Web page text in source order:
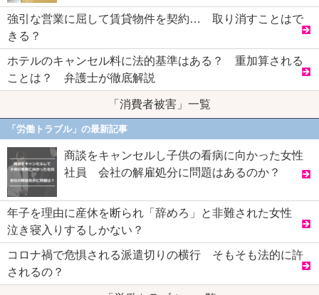
強引な営業に屈して賃貸物件を契約… 取り消すことはで
きる？
ホテルのキャンセル料に法的基準はある？ 重加算される
ことは？ 弁護士が徹底解説
「消費者被害」一覧
「労働トラブル」の最新記事
商談をキャンセルし子供の看病に向かった女性
社員 会社の解雇処分に問題はあるのか？
年子を理由に産休を断られ「辞めろ」と非難された女性
泣き寝入りするしかない？
コロナ禍で危惧される派遣切りの横行 そもそも法的に許
されるの？